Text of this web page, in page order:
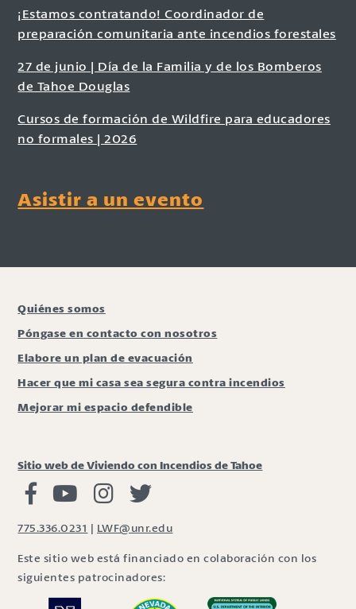
¡Estamos contratando! Coordinador de
preparación comunitaria ante incendios forestales
27 de junio | Día de la Familia y de los Bomberos
de Tahoe Douglas
Cursos de formación de Wildfire para educadores
no formales | 2026
Asistir a un evento
Quiénes somos
Póngase en contacto con nosotros
Elabore un plan de evacuación
Hacer que mi casa sea segura contra incendios
Mejorar mi espacio defendible
Sitio web de Viviendo con Incendios de Tahoe
Viviendo con Incendios Facebook
Vivir con fuego Youtube
Vivir con fuego Instagram
775.336.0231 | LWF@unr.edu
Este sitio web está financiado en colaboración con los
siguientes patrocinadores: